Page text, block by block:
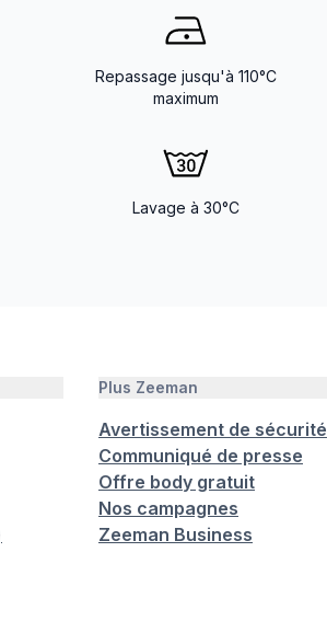
Repassage jusqu'à 110°C
maximum
Lavage à 30°C
Plus Zeeman
Avertissement de sécurité
Communiqué de presse
Offre body gratuit
Nos campagnes
Zeeman Business